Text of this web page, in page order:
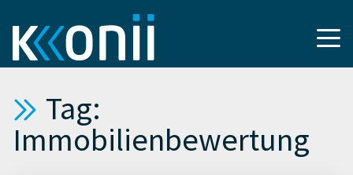
Tag:
Immobilienbewertung